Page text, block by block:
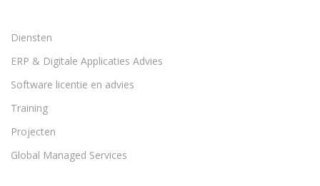
Diensten
ERP & Digitale Applicaties Advies
Software licentie en advies
Training
Projecten
Global Managed Services